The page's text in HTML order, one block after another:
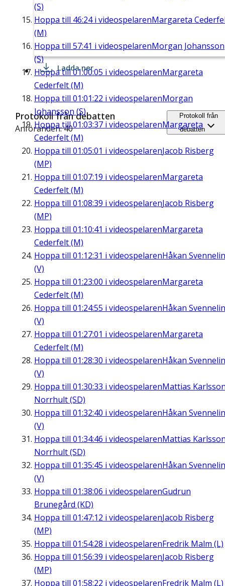
(S)
Hoppa till 46:24i videospelarenMargareta
(M)
Hoppa till 57:41 i videospelarenMorgan Johansson
(S)
Hoppa till01:00:05 i videospelarenMargareta
Cederfelt (M)
Hoppa till 01:01:22 i videospelarenMorgan
Johansson (S)
Hoppa till01:03:37 i videospelarenMargareta
Cederfelt (M)
Hoppa till 01:05:01 i videospelarenJacob Risberg
(MP)
Hoppa till 01:07:19 i videospelarenMargareta
Cederfelt (M)
Hoppa till 01:08:39 i videospelarenJacob Risberg
(MP)
Hoppa till 01:10:41 i videospelarenMargareta
Cederfelt (M)
Hoppa till 01:12:31 i videospelarenHåkan
(V)
Hoppa till 01:23:00 i videospelarenMargareta
Cederfelt (M)
Hoppa till 01:24:55 i videospelarenHåkan
(V)
Hoppa till 01:27:01 i videospelarenMargareta
Cederfelt (M)
Hoppa till 01:28:30 i videospelarenHåkan
(V)
Hoppa till 01:30:33 i videospelarenMattias
Norrhult (SD)
Hoppa till 01:32:40 i videospelarenHåkan
(V)
Hoppa till 01:34:46 i videospelarenMattias
Norrhult (SD)
Hoppa till 01:35:45 i videospelarenHåkan
(V)
Hoppa till 01:38:06 i videospelarenGudrun
Brunegård (KD)
Hoppa till 01:47:12 i videospelarenJacob Risberg
(MP)
Hoppa till 01:54:28 i videospelarenFredrik Malm (L)
Hoppa till 01:56:39 i videospelarenJacob Risberg
(MP)
Hoppa till 01:58:22 i videospelarenFredrik Malm (L)
Ladda ner
Protokoll från debatten
Anföranden: 40
Protokoll från
debatten